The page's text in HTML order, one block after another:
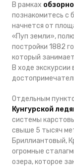
В рамках
познакомитесь с
начнется от
«Пуп земли»,
постройки 1882
который
В ходе
Отдельным
Кунгурской
системы
свыше 5 тысяч
Бриллиантовый,
огромные
озера, которое